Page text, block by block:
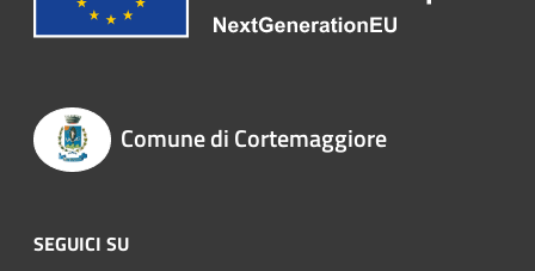
Comune di Cortemaggiore
SEGUICI SU